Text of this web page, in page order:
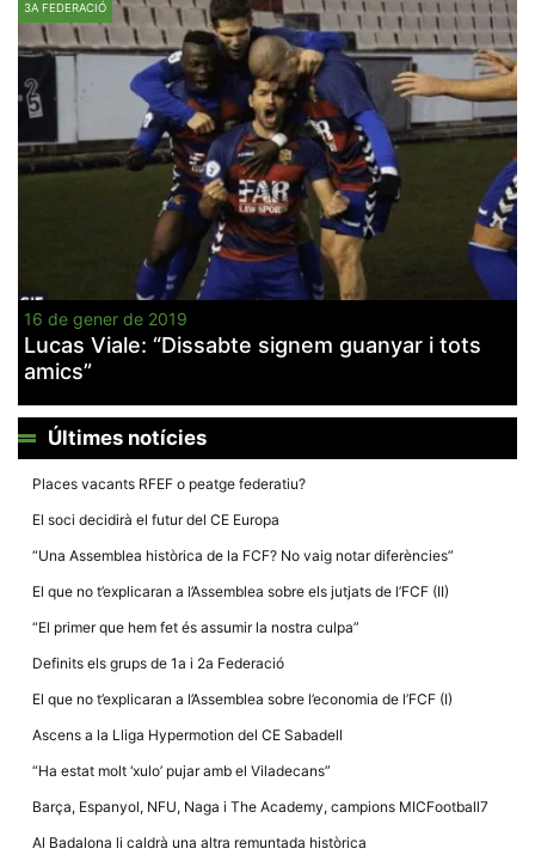
3A FEDERACIÓ
16 de gener de 2019
Lucas Viale: “Dissabte signem guanyar i tots
amics”
Últimes notícies
Places vacants RFEF o peatge federatiu?
El soci decidirà el futur del CE Europa
“Una Assemblea històrica de la FCF? No vaig notar diferències”
El que no t’explicaran a l’Assemblea sobre els jutjats de l’FCF (II)
“El primer que hem fet és assumir la nostra culpa”
Definits els grups de 1a i 2a Federació
El que no t’explicaran a l’Assemblea sobre l’economia de l’FCF (I)
Ascens a la Lliga Hypermotion del CE Sabadell
“Ha estat molt ‘xulo’ pujar amb el Viladecans”
Barça, Espanyol, NFU, Naga i The Academy, campions MICFootball7
Al Badalona li caldrà una altra remuntada històrica
Necessàries
Aquestes
cookies no
són
opcionals,
són
necessàries
per al
funcionament
tècnic de la
web.
Estadístiques
estadístiques
d'usuari
nostre lloc web
dades en el seu
permeten que el
bé com sigui
rebutja